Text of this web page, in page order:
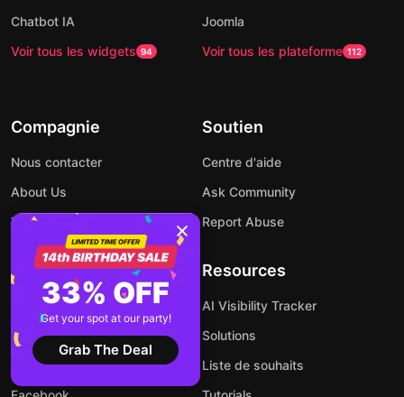
Chatbot IA
Voir tous les widgets 94
Joomla
Voir tous les plateforme 112
Compagnie
Nous contacter
About Us
Tarification
Programme d'affiliation
Développeurs
Communauté
Forum
Soutien
Centre d'aide
Ask Community
Report Abuse
Resources
AI Visibility Tracker
Solutions
Liste de souhaits
33% OFF
Get your spot at our party!
Grab The Deal